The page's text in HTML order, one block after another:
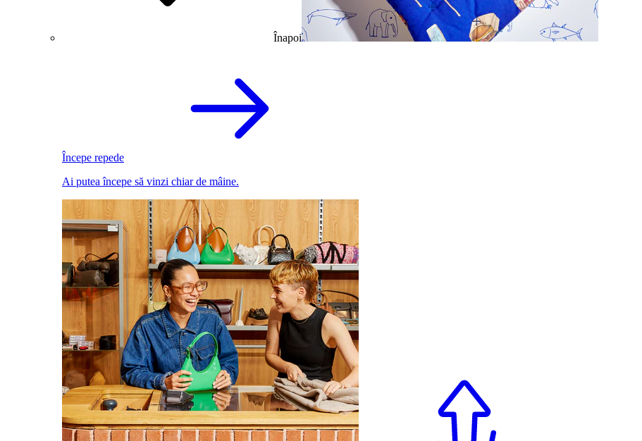
Înapoi
Începe repede
Ai putea începe să vinzi chiar de mâine.